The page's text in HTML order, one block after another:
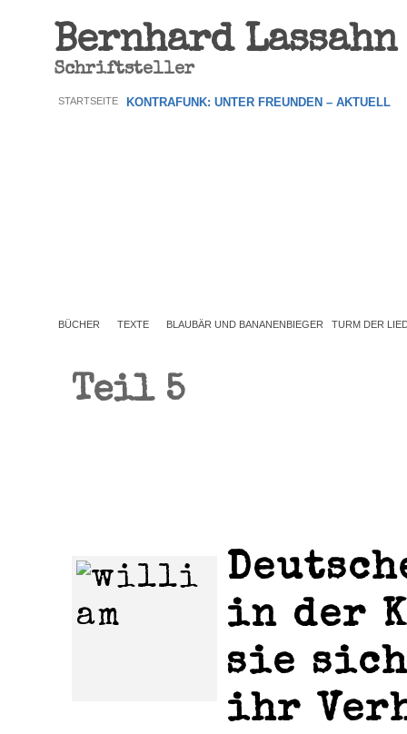
Bernhard Lassahn
Schriftsteller
STARTSEITE KONTRAFUNK: UNTER FREUNDEN – AKTUELL
BÜCHER TEXTE BLAUBÄR UND BANANENBIEGER TURM DER
Teil 5
in der
sie
ihr